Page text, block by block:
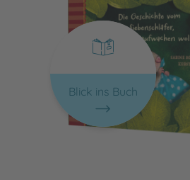
Blick ins Buch